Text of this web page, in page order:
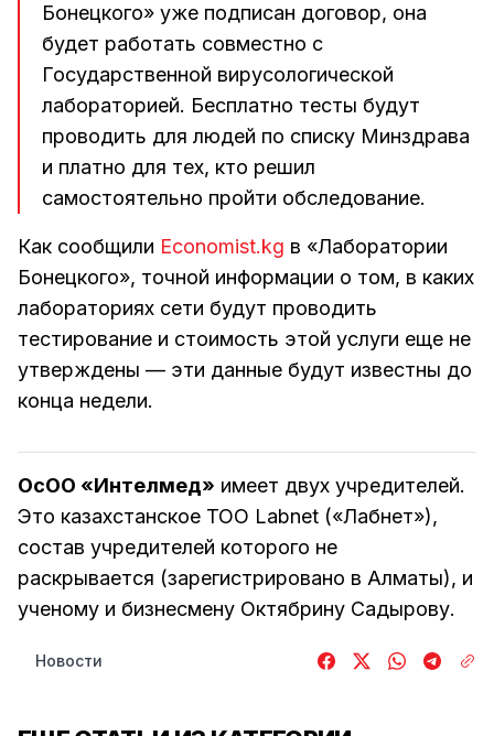
Бонецкого» уже подписан договор, она
будет работать совместно с
Государственной вирусологической
лабораторией. Бесплатно тесты будут
проводить для людей по списку Минздрава
и платно для тех, кто решил
самостоятельно пройти обследование.
Как сообщили Economist.kg в «Лаборатории
Бонецкого», точной информации о том, в каких
лабораториях сети будут проводить
тестирование и стоимость этой услуги еще не
утверждены — эти данные будут известны до
конца недели.
ОсОО «Интелмед» имеет двух учредителей.
Это казахстанское ТОО Labnet («Лабнет»),
состав учредителей которого не
раскрывается (зарегистрировано в Алматы), и
ученому и бизнесмену Октябрину Садырову.
Новости